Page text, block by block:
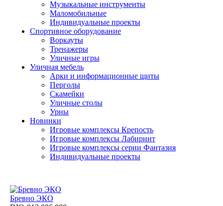
Музыкальные инструменты
Маломобильные
Индивидуальные проекты
Спортивное оборудование
Воркауты
Тренажеры
Уличные игры
Уличная мебель
Арки и информационные щиты
Перголы
Скамейки
Уличные столы
Урны
Новинки
Игровые комплексы Крепость
Игровые комплексы Лабиринт
Игровые комплексы серии Фантазия
Индивидуальные проекты
Бревно ЭКО